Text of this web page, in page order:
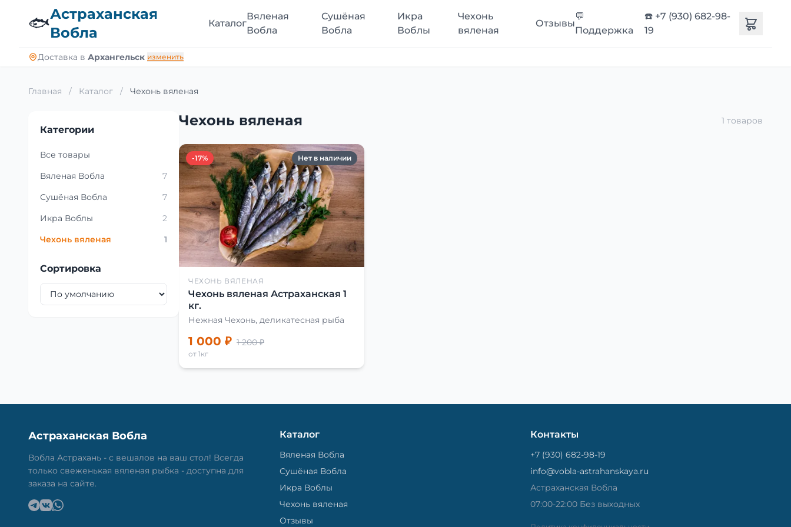
🐟Астраханская
Вобла
Каталог
Вяленая
Вобла
Сушёная
Вобла
Икра
Воблы
Чехонь
вяленая
Отзывы
💬
Поддержка
☎️ +7 (930) 682-98-
19
Доставка в Архангельск изменить
Главная / Каталог / Чехонь вяленая
Категории
Все товары
Вяленая Вобла
7
Сушёная Вобла
7
Икра Воблы
2
Чехонь вяленая
1
Сортировка
Чехонь вяленая 1 товаров
-17% Нет в наличии
ЧЕХОНЬ ВЯЛЕНАЯ
Чехонь вяленая Астраханская 1
кг.
Нежная Чехонь, деликатесная рыба
1 000 ₽ 1 200 ₽
от 1кг
Астраханская Вобла
Вобла Астрахань - с вешалов на ваш стол! Всегда
только свеженькая вяленая рыбка - доступна для
заказа на сайте.
Каталог
Вяленая Вобла
Сушёная Вобла
Икра Воблы
Чехонь вяленая
Отзывы
Контакты
+7 (930) 682-98-19
info@vobla-astrahanskaya.ru
Астраханская Вобла
07:00-22:00 Без выходных